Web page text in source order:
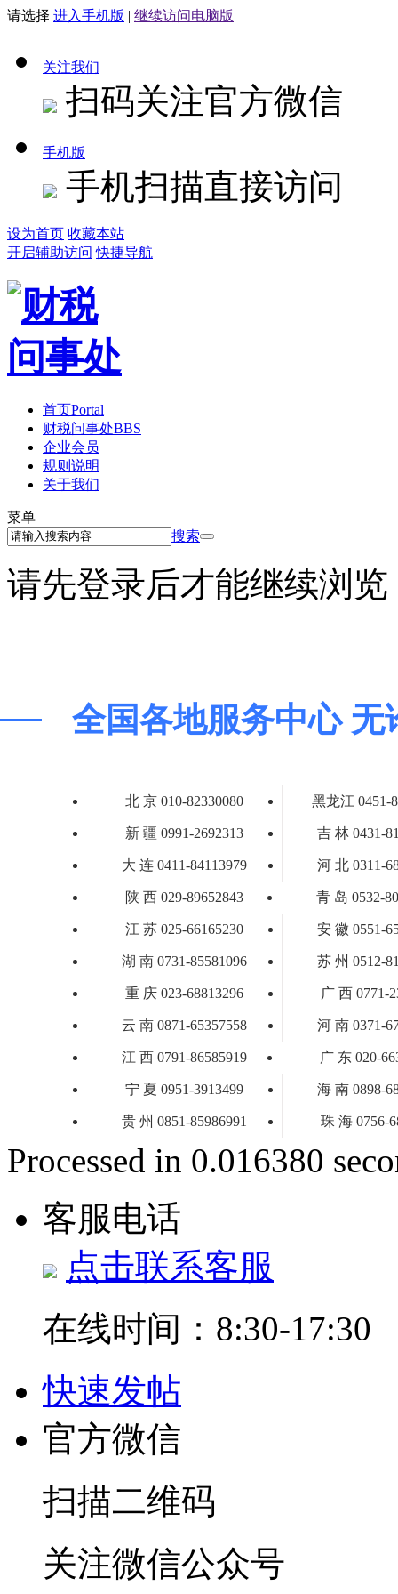
请选择 进入手机版 | 继续访问电脑版
关注我们
扫码关注官方微信
手机版
手机扫描直接访问
设为首页 收藏本站
开启辅助访问 快捷导航
首页Portal
财税问事处BBS
企业会员
规则说明
关于我们
菜单
搜索
请先登录后才能继续浏览
全国各地服务中心
北 京 010-82330080 黑龙江 0451-
新 疆 0991-2692313 吉 林 0431-
大 连 0411-84113979 河 北 0311-
陕 西 029-89652843 青 岛 0532-
江 苏 025-66165230 安 徽 0551-
湖 南 0731-85581096 苏 州 0512-
重 庆 023-68813296 广 西 0771-
云 南 0871-65357558 河 南 0371-
江 西 0791-86585919 广 东 020-
宁 夏 0951-3913499 海 南 0898-
贵 州 0851-85986991 珠 海 0756-
Processed in 0.016380
客服电话
点击联系客服
在线时间：8:30-17:30
快速发帖
官方微信
扫描二维码
关注微信公众号